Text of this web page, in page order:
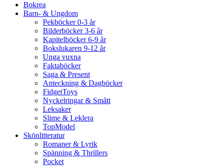
Bokrea
Barn- & Ungdom
Pekböcker 0-3 år
Bilderböcker 3-6 år
Kapitelböcker 6-9 år
Bokslukaren 9-12 år
Unga vuxna
Faktaböcker
Saga & Present
Anteckning & Dagböcker
FidgetToys
Nyckelringar & Smått
Leksaker
Slime & Leklera
TopModel
Skönlitteratur
Romaner & Lyrik
Spänning & Thrillers
Pocket